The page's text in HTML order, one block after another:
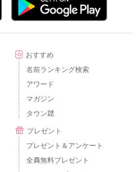
おすすめ
名前ランキング検索
アワード
マガジン
タウン誌
プレゼント
プレゼント＆アンケート
全員無料プレゼント